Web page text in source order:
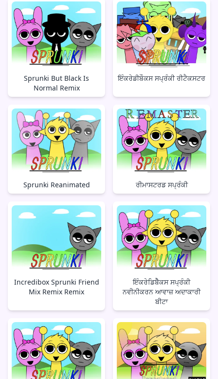
Sprunki But Black Is
Normal Remix
ਇੰਕਰੇਡੀਬੌਕਸ ਸਪ੍ਰੰਕੀ ਰੀਟੈਕਸਟਰ
Sprunki Reanimated ਰੀਮਾਸਟਰਡ ਸਪ੍ਰੰਕੀ
Incredibox Sprunki Friend
Mix Remix Remix
ਇੰਕਰੇਡਿਬੋੈਕਸ ਸਪ੍ਰੰਕੀ
ਨਵੀਨੀਕਰਨ ਆਵਾਜ਼ ਅਦਾਕਾਰੀ
ਬੀਟਾ